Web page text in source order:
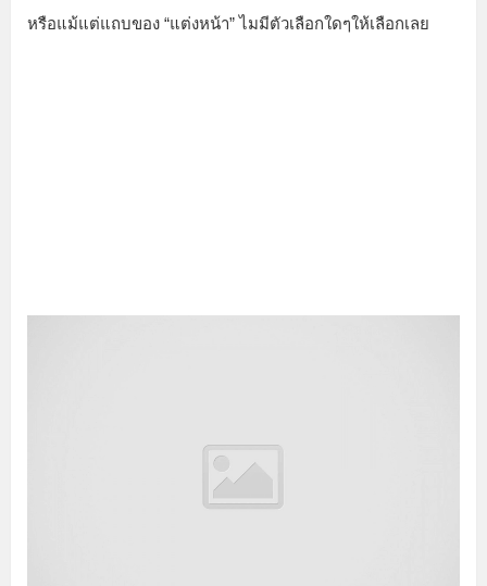
หรือแม้แต่แถบของ “แต่งหน้า” ไมมีตัวเลือกใดๆให้เลือกเลย